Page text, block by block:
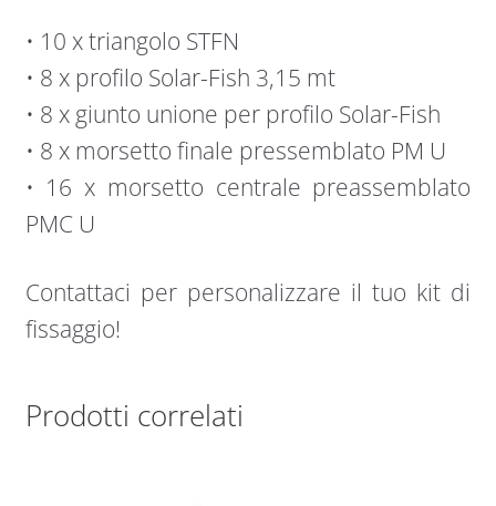
• 10 x triangolo STFN
• 8 x profilo Solar-Fish 3,15 mt
• 8 x giunto unione per profilo Solar-Fish
• 8 x morsetto finale pressemblato PM U
• 16 x morsetto centrale preassemblato
PMC U
Contattaci per personalizzare il tuo kit di
fissaggio!
Prodotti correlati